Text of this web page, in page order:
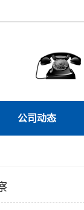
公司动态